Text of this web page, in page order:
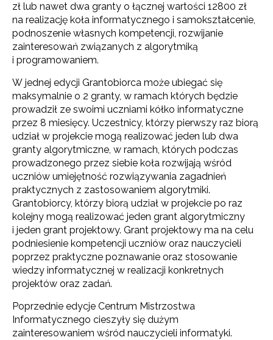
zł lub nawet dwa granty o łącznej wartości 12800 zł
na realizację koła informatycznego i samokształcenie,
podnoszenie własnych kompetencji, rozwijanie
zainteresowań związanych z algorytmiką
i programowaniem.
W jednej edycji Grantobiorca może ubiegać się
maksymalnie o 2 granty, w ramach których będzie
prowadził ze swoimi uczniami kółko informatyczne
przez 8 miesięcy. Uczestnicy, którzy pierwszy raz biorą
udział w projekcie mogą realizować jeden lub dwa
granty algorytmiczne, w ramach, których podczas
prowadzonego przez siebie koła rozwijają wśród
uczniów umiejętność rozwiązywania zagadnień
praktycznych z zastosowaniem algorytmiki.
Grantobiorcy, którzy biorą udział w projekcie po raz
kolejny mogą realizować jeden grant algorytmiczny
i jeden grant projektowy. Grant projektowy ma na celu
podniesienie kompetencji uczniów oraz nauczycieli
poprzez praktyczne poznawanie oraz stosowanie
wiedzy informatycznej w realizacji konkretnych
projektów oraz zadań.
Poprzednie edycje Centrum Mistrzostwa
Informatycznego cieszyły się dużym
zainteresowaniem wśród nauczycieli informatyki.